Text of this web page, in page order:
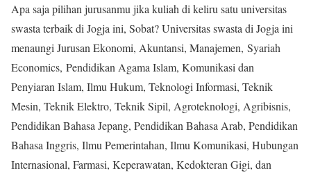
Apa saja pilihan jurusanmu jika kuliah di keliru satu universitas
swasta terbaik di Jogja ini, Sobat? Universitas swasta di Jogja ini
menaungi Jurusan Ekonomi, Akuntansi, Manajemen, Syariah
Economics, Pendidikan Agama Islam, Komunikasi dan
Penyiaran Islam, Ilmu Hukum, Teknologi Informasi, Teknik
Mesin, Teknik Elektro, Teknik Sipil, Agroteknologi, Agribisnis,
Pendidikan Bahasa Jepang, Pendidikan Bahasa Arab, Pendidikan
Bahasa Inggris, Ilmu Pemerintahan, Ilmu Komunikasi, Hubungan
Internasional, Farmasi, Keperawatan, Kedokteran Gigi, dan